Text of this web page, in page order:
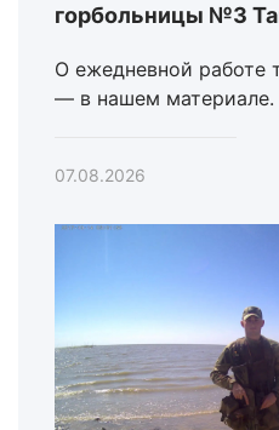
горбольницы №3
О ежедневной работе
— в нашем материале.
07.08.2026